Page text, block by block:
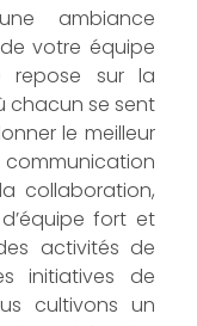
ambiance
votre équipe
repose sur la
chacun se sent
le meilleur
collaboration,
fort et
activités de
initiatives de
cultivons un